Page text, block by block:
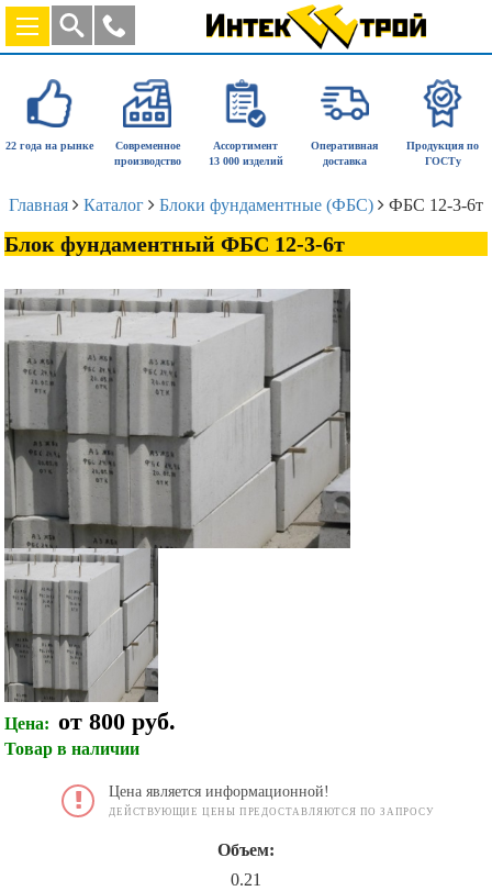
22 года на рынке
Современное
производство
Ассортимент
13 000 изделий
Оперативная
доставка
Продукция по
ГОСТу
Главная Каталог Блоки фундаментные (ФБС) ФБС 12-3-6т
Блок фундаментный ФБС 12-3-6т
Цена: от 800 руб.
Товар в наличии
Цена является информационной!
ДЕЙСТВУЮЩИЕ ЦЕНЫ ПРЕДОСТАВЛЯЮТСЯ ПО ЗАПРОСУ
Объем:
0.21